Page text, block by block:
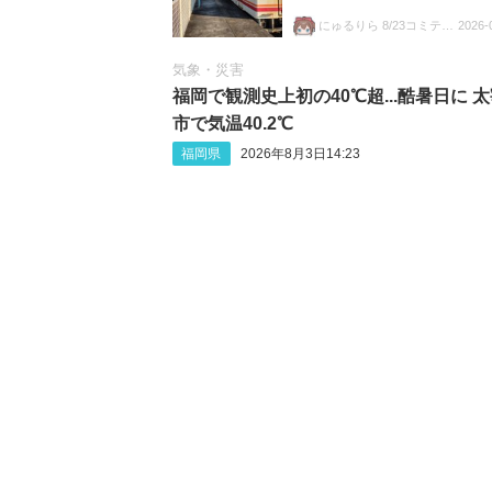
2026-
気象・災害
福岡で観測史上初の40℃超...酷暑日に
市で気温40.2℃
福岡県 2026年8月3日14:23